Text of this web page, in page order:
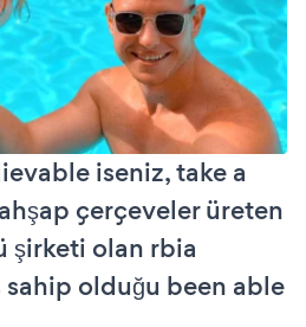
iseniz, take a
çerçeveler üreten
şirketi olan rbia
olduğu been able